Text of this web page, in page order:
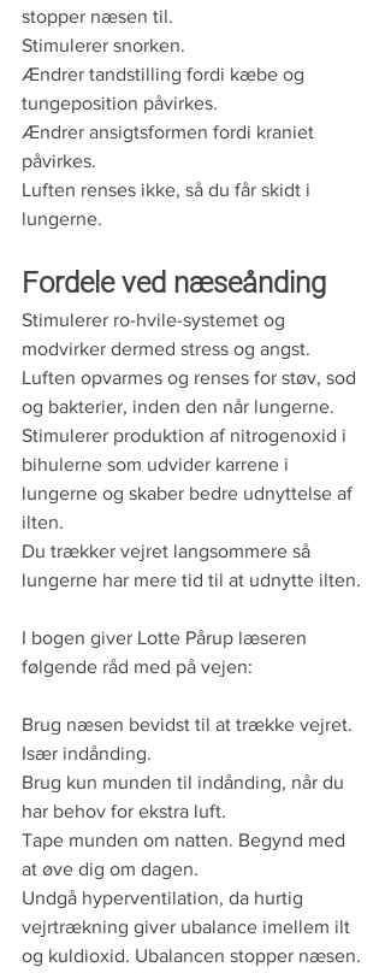
stopper næsen til.
Stimulerer snorken.
Ændrer tandstilling fordi kæbe og
tungeposition påvirkes.
Ændrer ansigtsformen fordi kraniet
påvirkes.
Luften renses ikke, så du får skidt i
lungerne.
Fordele ved næseånding
Stimulerer ro-hvile-systemet og
modvirker dermed stress og angst.
Luften opvarmes og renses for støv, sod
og bakterier, inden den når lungerne.
Stimulerer produktion af nitrogenoxid i
bihulerne som udvider karrene i
lungerne og skaber bedre udnyttelse af
ilten.
Du trækker vejret langsommere så
lungerne har mere tid til at udnytte ilten.
I bogen giver Lotte Pårup læseren
følgende råd med på vejen:
Brug næsen bevidst til at trække vejret.
Især indånding.
Brug kun munden til indånding, når du
har behov for ekstra luft.
Tape munden om natten. Begynd med
at øve dig om dagen.
Undgå hyperventilation, da hurtig
vejrtrækning giver ubalance imellem ilt
og kuldioxid. Ubalancen stopper næsen.